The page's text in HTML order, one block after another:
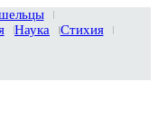
Наука
Стихия